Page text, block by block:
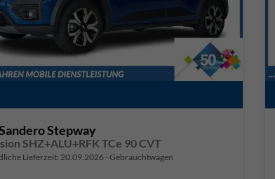
Stepway
SHZ+ALU+RFK TCe 90 CVT
Lieferzeit: 20.09.2026 Gebrauchtwagen